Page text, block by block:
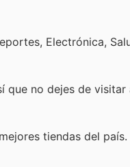
Electrónica,
que no dejes de visitar
tiendas del país.